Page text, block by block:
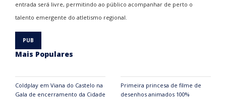
entrada será livre, permitindo ao público acompanhar de perto o
talento emergente do atletismo regional.
Mais Populares
Coldplay em Viana do Castelo na
Gala de encerramento da Cidade
Primeira princesa de filme de
desenhos animados 100%